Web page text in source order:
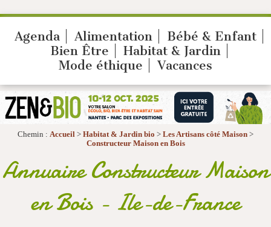
Agenda Alimentation
Bébé & Enfant
Bien Être
Habitat & Jardin
Mode éthique
Vacances
Chemin : Accueil > Habitat & Jardin bio > Les Artisans côté Maison >
Constructeur Maison en Bois
Annuaire Constructeur Maison
en Bois - Ile-de-France